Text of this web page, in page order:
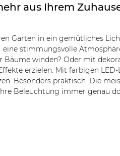
aus Ihrem
Garten in ein gemütliches
stimmungsvolle
winden? Oder mit
erzielen. Mit farbigen
Besonders praktisch: Die
Beleuchtung immer genau